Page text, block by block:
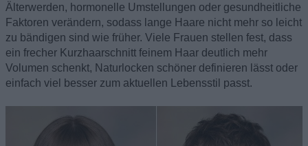
Älterwerden, hormonelle Umstellungen oder gesundheitliche
Faktoren verändern, sodass lange Haare nicht mehr so leicht
zu bändigen sind wie früher. Viele Frauen stellen fest, dass
ein frecher Kurzhaarschnitt feinem Haar deutlich mehr
Volumen schenkt, Naturlocken schöner definieren lässt oder
einfach viel besser zum aktuellen Lebensstil passt.